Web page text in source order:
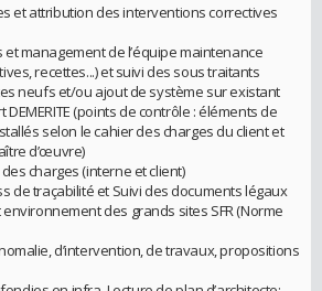
et attribution des interventions correctives
management de l’équipe maintenance
recettes...) et suivi des sous traitants
neufs et/ou ajout de système sur existant
DEMERITE (points de contrôle : éléments de
selon le cahier des charges du client et
d’œuvre)
charges (interne et client)
de traçabilité et Suivi des documents légaux
des grands sites SFR (Norme
d’intervention, de travaux, propositions